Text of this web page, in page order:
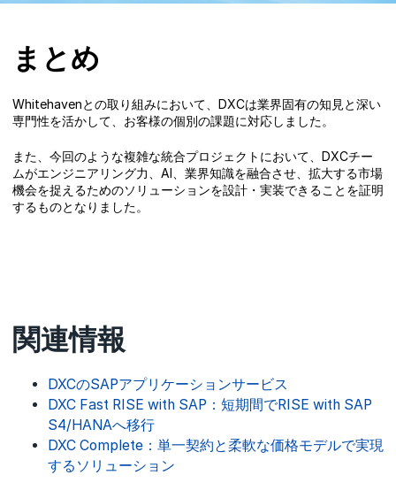
まとめ
Whitehavenとの取り組みにおいて、DXCは業界固有の知見と深い
専門性を活かして、お客様の個別の課題に対応しました。
また、今回のような複雑な統合プロジェクトにおいて、DXCチー
ムがエンジニアリング力、AI、業界知識を融合させ、拡大する市場
機会を捉えるためのソリューションを設計・実装できることを証明
するものとなりました。
関連情報
DXCのSAPアプリケーションサービス
DXC Fast RISE with SAP：短期間でRISE with SAP
S4/HANAへ移行
DXC Complete：単一契約と柔軟な価格モデルで実現
するソリューション